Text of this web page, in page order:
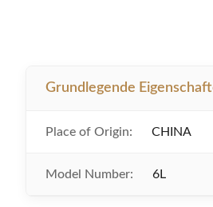
Grundlegende
Place of Origin: CHINA
Model Number: 6L